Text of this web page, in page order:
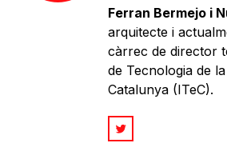
Ferran Bermejo i
arquitecte i
càrrec de director
de Tecnologia de
Catalunya (ITeC).